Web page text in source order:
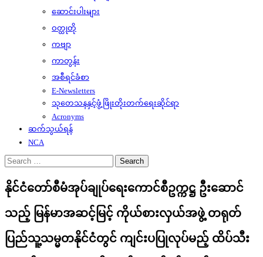
ဆောင်းပါးများ
ဝတ္ထုတို
ကဗျာ
ကာတွန်း
အစီရင်ခံစာ
E-Newsletters
သုတေသနနှင့်ဖွံ့ဖြိုးတိုးတက်ရေးဆိုင်ရာ
Acronyms
ဆက်သွယ်ရန်
NCA
Search
for:
နိုင်ငံတော်စီမံအုပ်ချုပ်ရေးကောင်စီဥက္ကဋ္ဌ ဦးဆောင်
သည့် မြန်မာအဆင့်မြင့် ကိုယ်စားလှယ်အဖွဲ့ တရုတ်
ပြည်သူ့သမ္မတနိုင်ငံတွင် ကျင်းပပြုလုပ်မည့် ထိပ်သီး